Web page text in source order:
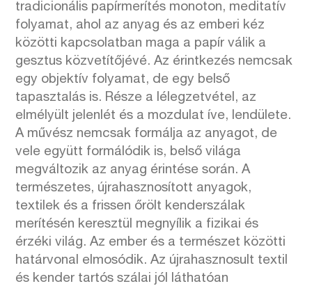
tradicionális papírmerítés monoton, meditatív
folyamat, ahol az anyag és az emberi kéz
közötti kapcsolatban maga a papír válik a
gesztus közvetítőjévé. Az érintkezés nemcsak
egy objektív folyamat, de egy belső
tapasztalás is. Része a lélegzetvétel, az
elmélyült jelenlét és a mozdulat íve, lendülete.
A művész nemcsak formálja az anyagot, de
vele együtt formálódik is, belső világa
megváltozik az anyag érintése során. A
természetes, újrahasznosított anyagok,
textilek és a frissen őrölt kenderszálak
merítésén keresztül megnyílik a fizikai és
érzéki világ. Az ember és a természet közötti
határvonal elmosódik. Az újrahasznosult textil
és kender tartós szálai jól láthatóan